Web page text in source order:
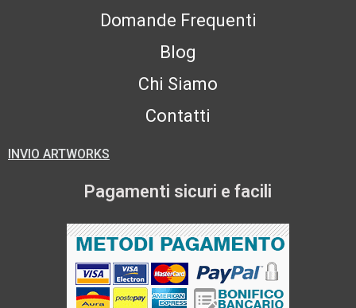
Domande Frequenti
Blog
Chi Siamo
Contatti
INVIO ARTWORKS
Pagamenti sicuri e facili